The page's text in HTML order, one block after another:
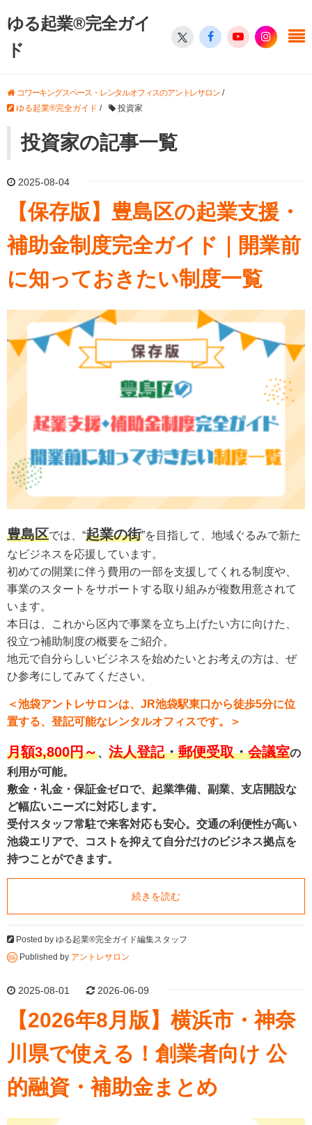
ゆる起業®完全ガイ
ド
コワーキングスペース・レンタルオフィスのアントレサロン/
ゆる起業®完全ガイド / 投資家
投資家の記事一覧
2025-08-04
【保存版】豊島区の起業支援・
補助金制度完全ガイド｜開業前
に知っておきたい制度一覧
豊島区では、“起業の街”を目指して、地域ぐるみで新た
なビジネスを応援しています。
初めての開業に伴う費用の一部を支援してくれる制度や、
事業のスタートをサポートする取り組みが複数用意されて
います。
本日は、これから区内で事業を立ち上げたい方に向けた、
役立つ補助制度の概要をご紹介。
地元で自分らしいビジネスを始めたいとお考えの方は、ぜ
ひ参考にしてみてください。
＜池袋アントレサロンは、 JR池袋駅東口から徒歩5分に位
置する、登記可能なレンタルオフィスです。＞
月額3,800円～、 法人登記・郵便受取・会議室の
利用が可能。
敷金・礼金・保証金ゼロで、起業準備、副業、支店開設な
ど幅広いニーズに対応します。
受付スタッフ常駐で来客対応も安心。交通の利便性が高い
池袋エリアで、コストを抑えて自分だけのビジネス拠点を
持つことができます。
続きを読む
Posted by ゆる起業®完全ガイド編集スタッフ
Published by アントレサロン
2025-08-01 2026-06-09
【2026年8月版】横浜市・神奈
川県で使える！創業者向け 公
的融資・補助金まとめ